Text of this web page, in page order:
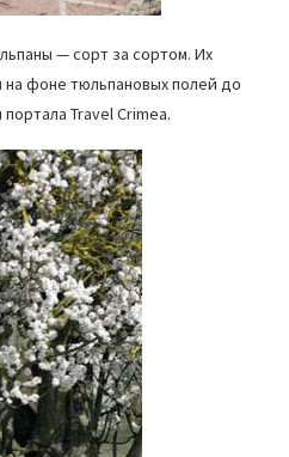
— сорт за сортом. Их
фоне тюльпановых полей до
Travel Crimea.